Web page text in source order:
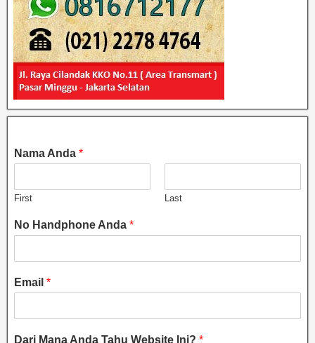
Nama Anda *
First Last
No Handphone Anda *
Email *
Dari Mana Anda Tahu Website Ini? *